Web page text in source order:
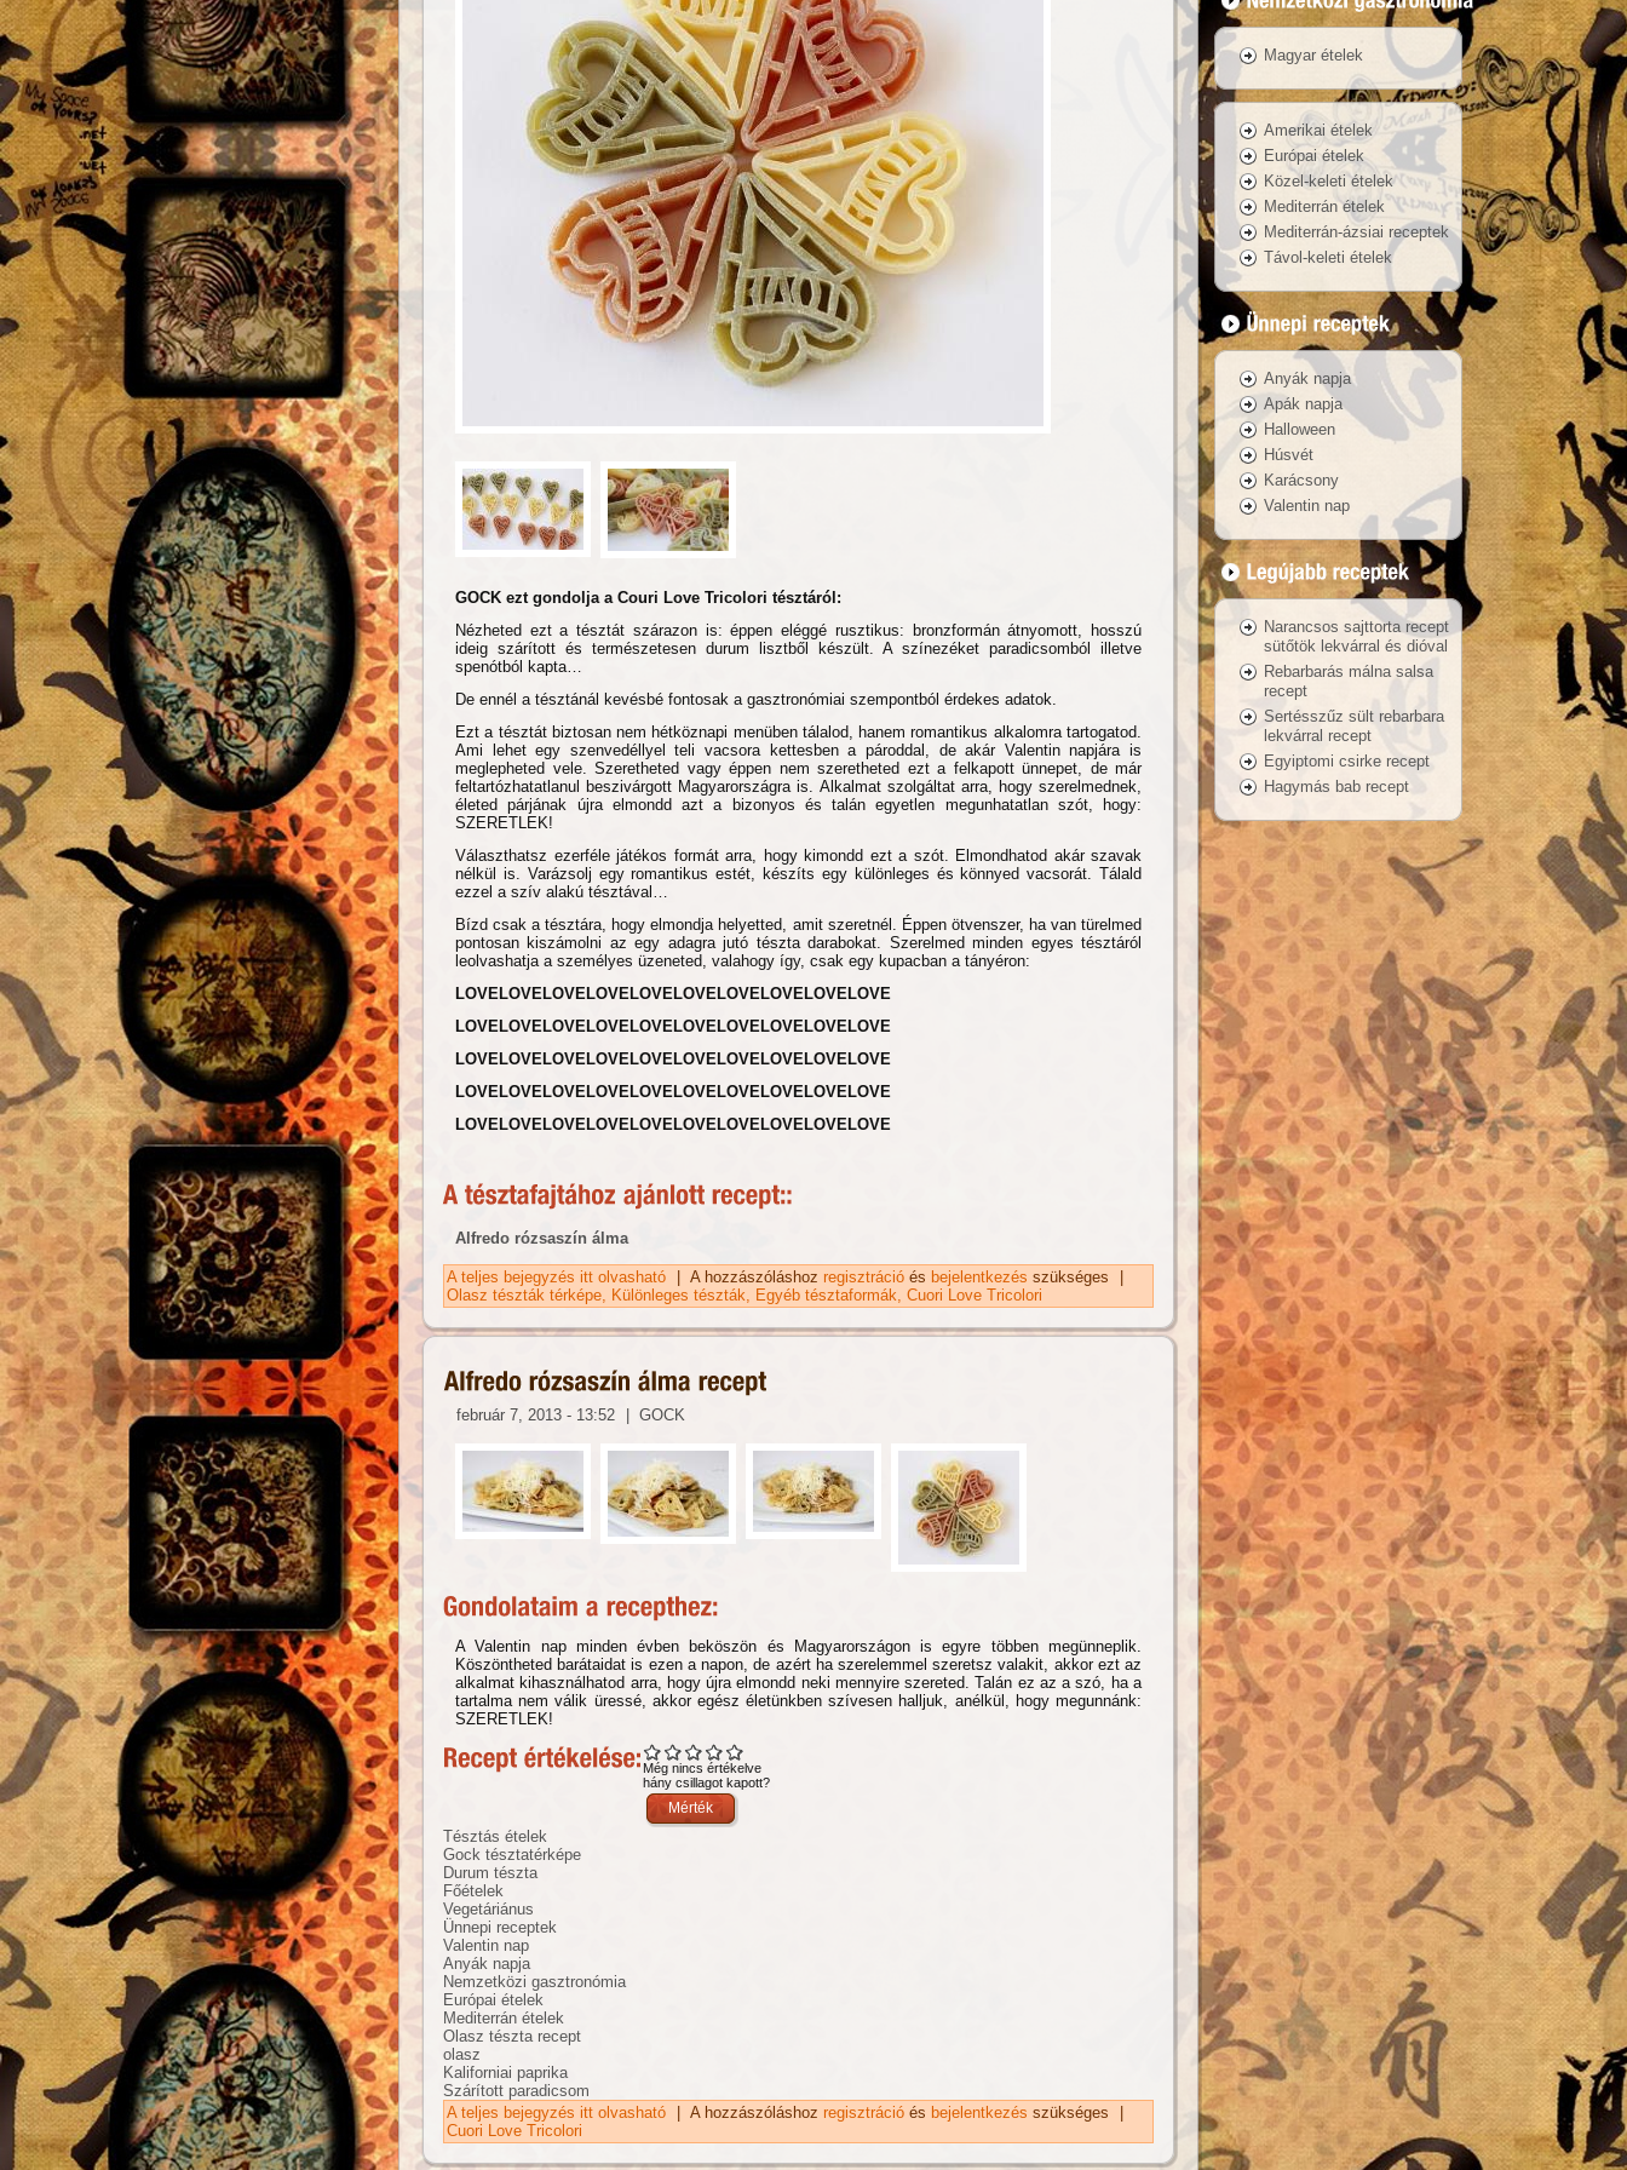
GOCK ezt gondolja a Couri Love Tricolori tésztáról:
Nézheted ezt a tésztát szárazon is: éppen eléggé rusztikus: bronzformán átnyomott, hosszú
ideig szárított és természetesen durum lisztből készült. A színezéket paradicsomból illetve
spenótból kapta…
De ennél a tésztánál kevésbé fontosak a gasztronómiai szempontból érdekes adatok.
Ezt a tésztát biztosan nem hétköznapi menüben tálalod, hanem romantikus alkalomra tartogatod.
Ami lehet egy szenvedéllyel teli vacsora kettesben a pároddal, de akár Valentin napjára is
meglepheted vele. Szeretheted vagy éppen nem szeretheted ezt a felkapott ünnepet, de már
feltartózhatatlanul beszivárgott Magyarországra is. Alkalmat szolgáltat arra, hogy szerelmednek,
életed párjának újra elmondd azt a bizonyos és talán egyetlen megunhatatlan szót, hogy:
SZERETLEK!
Választhatsz ezerféle játékos formát arra, hogy kimondd ezt a szót. Elmondhatod akár szavak
nélkül is. Varázsolj egy romantikus estét, készíts egy különleges és könnyed vacsorát. Tálald
ezzel a szív alakú tésztával…
Bízd csak a tésztára, hogy elmondja helyetted, amit szeretnél. Éppen ötvenszer, ha van türelmed
pontosan kiszámolni az egy adagra jutó tészta darabokat. Szerelmed minden egyes tésztáról
leolvashatja a személyes üzeneted, valahogy így, csak egy kupacban a tányéron:
LOVELOVELOVELOVELOVELOVELOVELOVELOVELOVE
LOVELOVELOVELOVELOVELOVELOVELOVELOVELOVE
LOVELOVELOVELOVELOVELOVELOVELOVELOVELOVE
LOVELOVELOVELOVELOVELOVELOVELOVELOVELOVE
LOVELOVELOVELOVELOVELOVELOVELOVELOVELOVE
Alfredo rózsaszín álma
A teljes bejegyzés itt olvasható Cuori Love Tricolori tészta tartalommal kapcsolatosan
A hozzászóláshoz regisztráció és bejelentkezés szükséges
Olasz tészták térképe
Különleges tészták Egyéb tésztaformák Cuori Love Tricolori
február 7, 2013 - 13:52 GOCK
A Valentin nap minden évben beköszön és Magyarországon is egyre többen megünneplik.
Köszöntheted barátaidat is ezen a napon, de azért ha szerelemmel szeretsz valakit, akkor ezt az
alkalmat kihasználhatod arra, hogy újra elmondd neki mennyire szereted. Talán ez az a szó, ha a
tartalma nem válik üressé, akkor egész életünkben szívesen halljuk, anélkül, hogy megunnánk:
SZERETLEK!
Még nincs értékelve
hány csillagot kapott?
Tésztás ételek
Gock tésztatérképe
Durum tészta
Főételek
Vegetáriánus
Ünnepi receptek
Valentin nap
Anyák napja
Nemzetközi gasztronómia
Európai ételek
Mediterrán ételek
Olasz tészta recept
olasz
Kaliforniai paprika
Szárított paradicsom
A teljes bejegyzés itt olvasható
Alfredo rózsaszín álma recept tartalommal kapcsolatosan
A hozzászóláshoz regisztráció és bejelentkezés szükséges
Cuori Love Tricolori
Magyar ételek
Amerikai ételek
Európai ételek
Közel-keleti ételek
Mediterrán ételek
Mediterrán-ázsiai receptek
Távol-keleti ételek
Anyák napja
Apák napja
Halloween
Húsvét
Karácsony
Valentin nap
Narancsos sajttorta recept
sütőtök lekvárral és dióval
Rebarbarás málna salsa
recept
Sertésszűz sült rebarbara
lekvárral recept
Egyiptomi csirke recept
Hagymás bab recept